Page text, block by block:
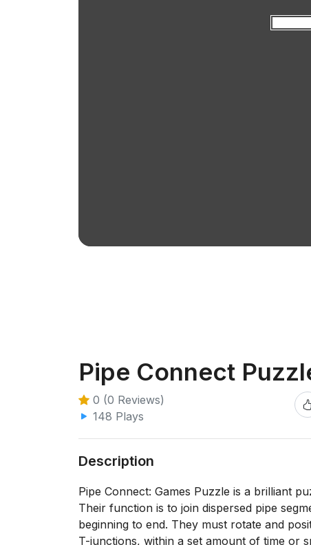
Pipe Connect
0 (0 Reviews)
148 Plays
Description
Pipe Connect: Games Puzzle is a brilliant
Their function is to join dispersed pipe
beginning to end. They must rotate and
T-junctions, within a set amount of time or